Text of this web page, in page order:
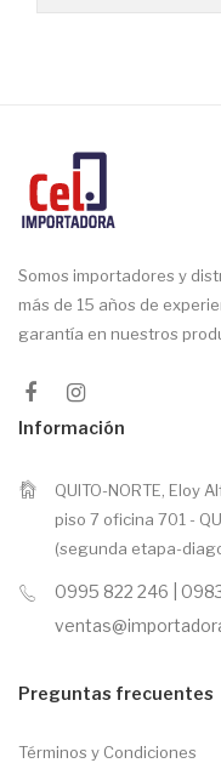
Somos importadores y
más de 15 años de
garantía en nuestros
Información
QUITO-NORTE, Eloy
piso 7 oficina 701 -
(segunda etapa-
0995 822 246 |
Preguntas frecuentes
Términos y Condiciones